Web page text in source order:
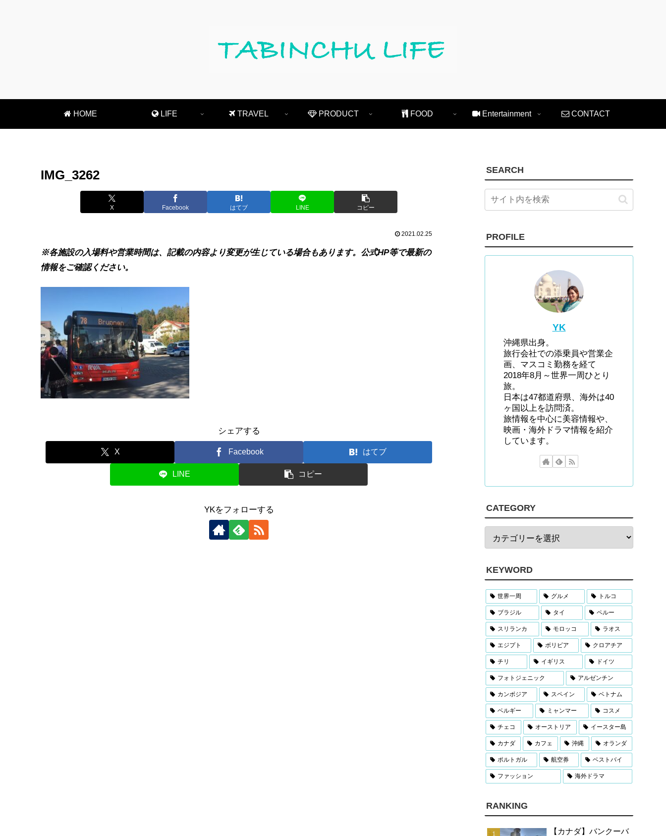
HOME LIFE TRAVEL PRODUCT FOOD Entertainment CONTACT
IMG_3262
X Facebook はてブ LINE コピー
2021.02.25
※各施設の入場料や営業時間は、記載の内容より変更が生じている場合もあります。公式HP等で最新の
情報をご確認ください。
シェアする
X Facebook はてブ
LINE コピー
YKをフォローする
SEARCH
PROFILE
YK
沖縄県出身。
旅行会社での添乗員や営業企
画、マスコミ勤務を経て
2018年8月～世界一周ひとり
旅。
日本は47都道府県、海外は40
ヶ国以上を訪問済。
旅情報を中心に美容情報や、
映画・海外ドラマ情報を紹介
しています。
CATEGORY
KEYWORD
世界一周 グルメ トルコ
ブラジル タイ ペルー
スリランカ モロッコ ラオス
エジプト ボリビア クロアチア
チリ イギリス ドイツ
フォトジェニック アルゼンチン
カンボジア スペイン ベトナム
ベルギー ミャンマー コスメ
チェコ オーストリア イースター島
カナダ カフェ 沖縄 オランダ
ポルトガル 航空券 ベストバイ
ファッション 海外ドラマ
RANKING
【カナダ】バンクーバ